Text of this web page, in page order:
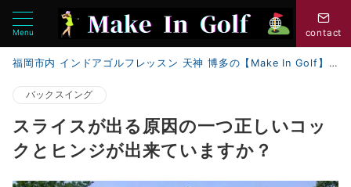
Menu contact
福岡市内 インドアゴルフレッスン 天神 博多の【Make In Golf】
バックスイング
スライスが出る原因の一つ正しいコッ
クとヒンジが出来ていますか？